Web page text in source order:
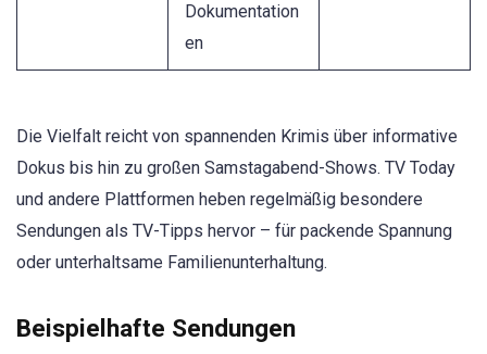
Dokumentation
en
Die Vielfalt reicht von spannenden Krimis über informative
Dokus bis hin zu großen Samstagabend-Shows. TV Today
und andere Plattformen heben regelmäßig besondere
Sendungen als TV-Tipps hervor – für packende Spannung
oder unterhaltsame Familienunterhaltung.
Beispielhafte Sendungen